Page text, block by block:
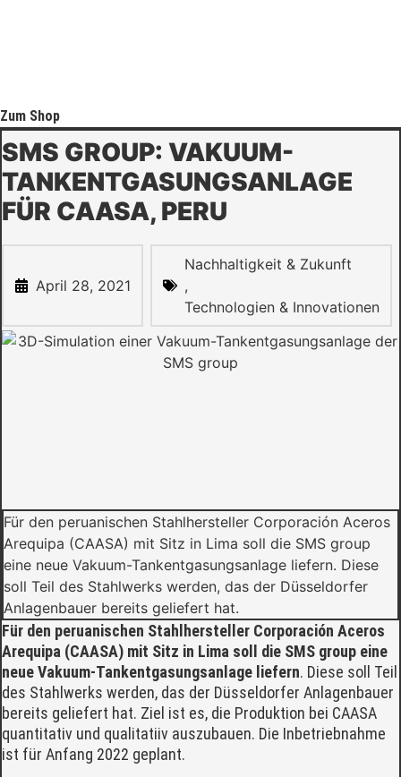
Zum Shop
SMS GROUP: VAKUUM-
TANKENTGASUNGSANLAGE
FÜR CAASA, PERU
April 28, 2021
Nachhaltigkeit & Zukunft
,
Technologien & Innovationen
Für den peruanischen Stahlhersteller Corporación Aceros
Arequipa (CAASA) mit Sitz in Lima soll die SMS group
eine neue Vakuum-Tankentgasungsanlage liefern. Diese
soll Teil des Stahlwerks werden, das der Düsseldorfer
Anlagenbauer bereits geliefert hat.
Für den peruanischen Stahlhersteller Corporación Aceros
Arequipa (CAASA) mit Sitz in Lima soll die SMS group eine
neue Vakuum-Tankentgasungsanlage liefern. Diese soll Teil
des Stahlwerks werden, das der Düsseldorfer Anlagenbauer
bereits geliefert hat. Ziel ist es, die Produktion bei CAASA
quantitativ und qualitatiiv auszubauen. Die Inbetriebnahme
ist für Anfang 2022 geplant.